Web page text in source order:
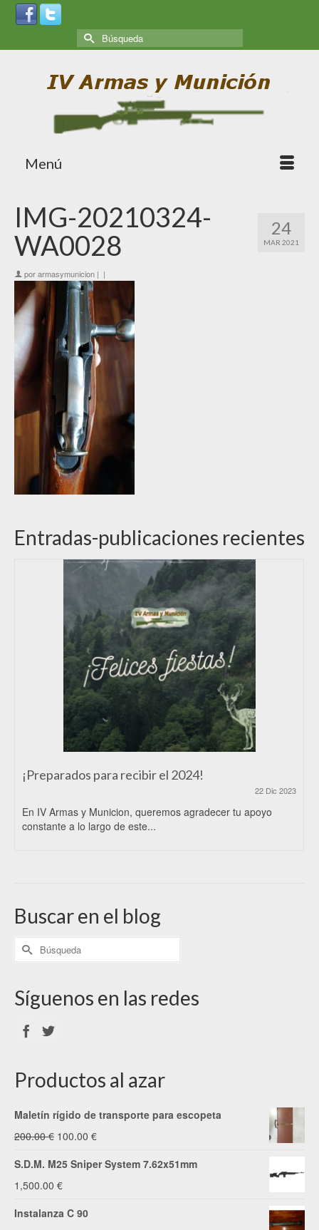
Menú
24
MAR 2021
IMG-20210324-
WA0028
porarmasymunicion | |
Entradas-publicaciones recientes
¡Preparados para recibir el 2024!
22 Dic 2023
En IV Armas y Municion, queremos agradecer tu apoyo
constante a lo largo de este...
Buscar en el blog
Síguenos en las redes
Productos al azar
Maletín rígido de transporte para escopeta
200.00€ El
precio
200.00 €.
100.00 €El
precio
S.D.M. M25 Sniper System 7.62x51mm
1,500.00 €
Instalanza C 90